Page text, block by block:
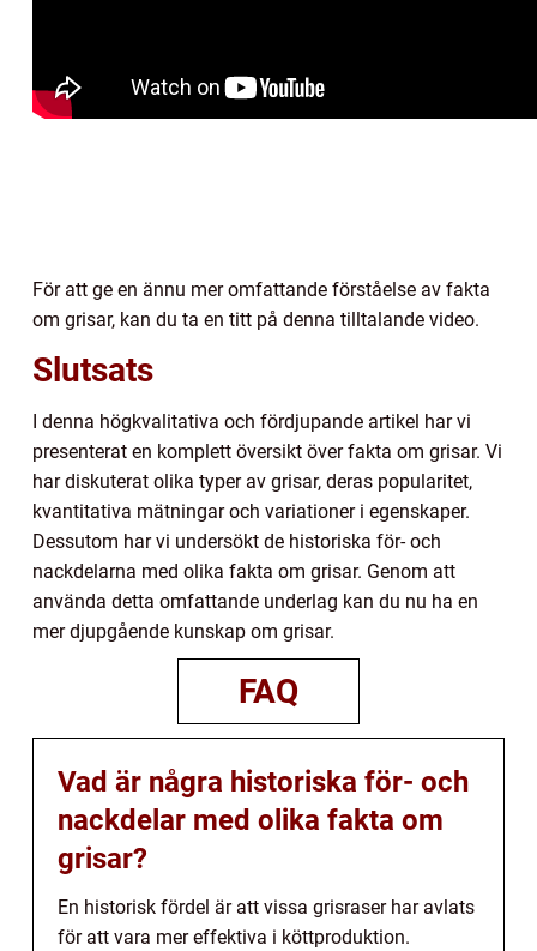
För att ge en ännu mer omfattande förståelse av fakta
om grisar, kan du ta en titt på denna tilltalande video.
Slutsats
I denna högkvalitativa och fördjupande artikel har vi
presenterat en komplett översikt över fakta om grisar. Vi
har diskuterat olika typer av grisar, deras popularitet,
kvantitativa mätningar och variationer i egenskaper.
Dessutom har vi undersökt de historiska för- och
nackdelarna med olika fakta om grisar. Genom att
använda detta omfattande underlag kan du nu ha en
mer djupgående kunskap om grisar.
FAQ
Vad är några historiska för- och
nackdelar med olika fakta om
grisar?
En historisk fördel är att vissa grisraser har avlats
för att vara mer effektiva i köttproduktion.